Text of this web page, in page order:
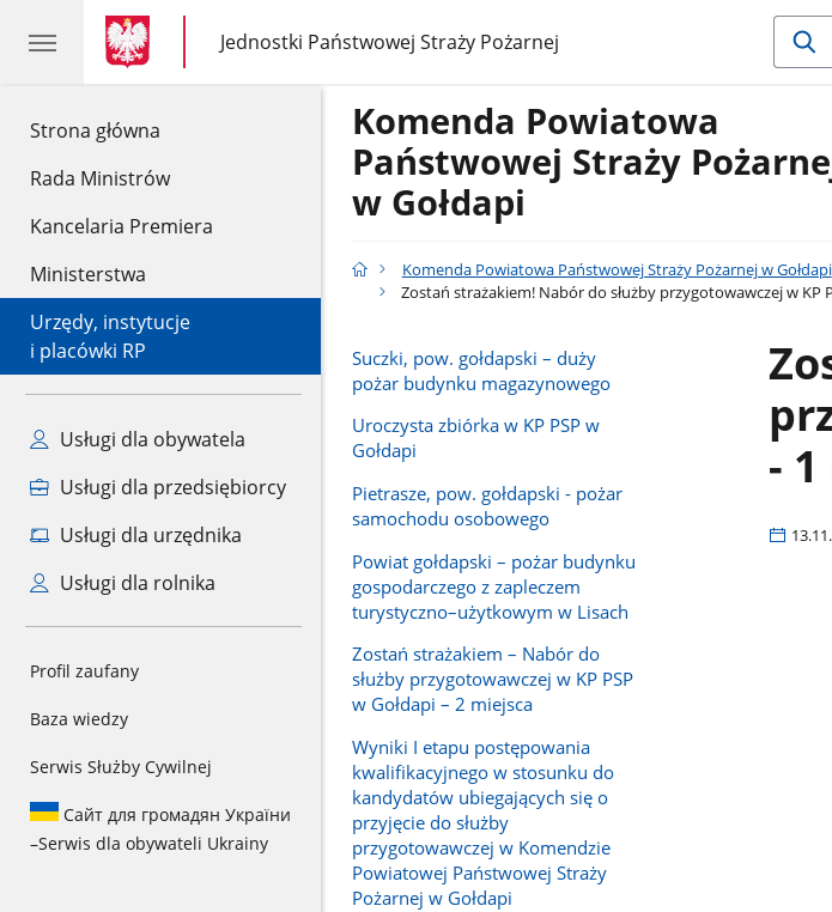
Strona główna
Rada Ministrów
Kancelaria Premiera
Ministerstwa
Urzędy, instytucje
i placówki RP
Usługi dla obywatela
Usługi dla przedsiębiorcy
Usługi dla urzędnika
Usługi dla rolnika
Profil zaufany
Baza wiedzy
Serwis Służby Cywilnej
Сайт для громадян України
–Serwis dla obywateli Ukrainy
gov.pl
gov.pl
Jednostki Państwowej Straży Pożarnej
gov.pl
Jednostki
Państwowej
Komenda Powiatowa
Państwowej Straży
w Gołdapi
Komenda Powiatowa Państwowej Straży Pożarnej w Gołdapi
Zostań strażakiem! Nabór do służby przygotowawczej w KP
Suczki, pow. gołdapski – duży
pożar budynku magazynowego
Uroczysta zbiórka w KP PSP w
Gołdapi
Pietrasze, pow. gołdapski - pożar
samochodu osobowego
Powiat gołdapski – pożar budynku
gospodarczego z zapleczem
turystyczno–użytkowym w Lisach
Zostań strażakiem – Nabór do
służby przygotowawczej w KP PSP
w Gołdapi – 2 miejsca
Wyniki I etapu postępowania
kwalifikacyjnego w stosunku do
kandydatów ubiegających się o
przyjęcie do służby
przygotowawczej w Komendzie
Powiatowej Państwowej Straży
Pożarnej w Gołdapi
-